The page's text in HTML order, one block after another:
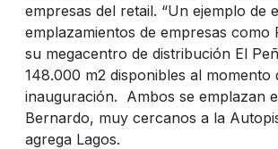
empresas del retail. “Un ejemplo de
emplazamientos de empresas como
su megacentro de distribución El
148.000 m2 disponibles al momento
inauguración. Ambos se emplazan
Bernardo, muy cercanos a la
agrega Lagos.